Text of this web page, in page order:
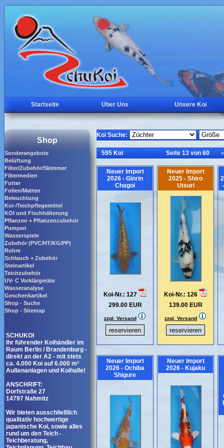
Startseite Über Uns Unsere Koi
Shop
Sonderangebote
Belüftung
Filter/Zubehör/Skimmer
Filtermedien
Futter
Folien/Matten
Beleuchtung
Koi-/Teichpflegemittel
KOI und Fischhälterung
Pflanzen + Pflanzenzubehör
Pumpen
Wasserspiele
Zubehör (PVC/HT/KG/PP)
Rohre
Schlauch + Zubehör
Steinartikel
Teichzubehör
UV- C Vorklärgeräte
Wasseranalyse
Geschenkartikel
Shop - Suche
Shop - Sitemap
SCHUKOI
Ihr führender Koihändler im
Raum Berlin / Brandenburg -
direkt an der A2 - mit stets
ca. 4.000 Koi auf 6.000 m²
Außenanlagen und Koihalle!
ANSCHRIFT:
Dorfstraße 27
14797 Nahmitz
Wir bieten ausschließlich
qualitativ hochwertige
japanische Koi, sowie alles
rund um den Teich -
Teichberatung,
Koi Suche:
595 Koi Seite 13 von 60
Neuer Import
2026 - Ginrin
Chagoi
Koi-Nr.: 127
299.00 EUR
zzgl. Versand
Neuer Import
2025 - Shiro
Utsuri
Koi-Nr.: 126
139.00 EUR
zzgl. Versand
Neuer Import
2026 - Ochiba
Shigure
Neuer Import
2026 - Kujaku